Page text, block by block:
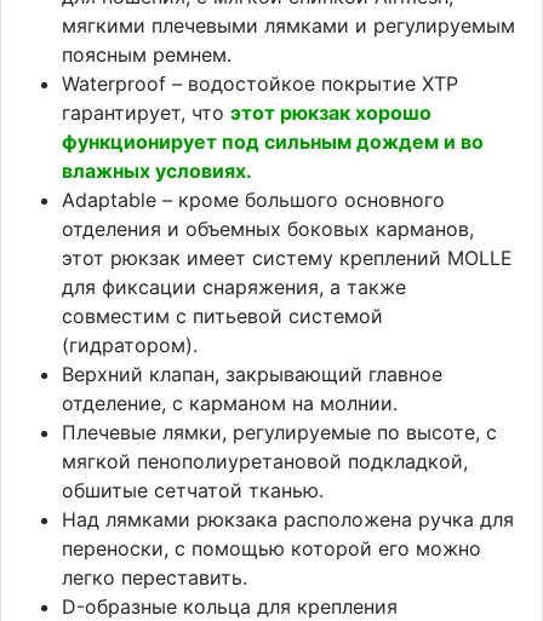
мягкими плечевыми лямками и регулируемым
поясным ремнем.
Waterproof – водостойкое покрытие XTP
гарантирует, что этот рюкзак хорошо
функционирует под сильным дождем и во
влажных условиях.
Adaptable – кроме большого основного
отделения и объемных боковых карманов,
этот рюкзак имеет систему креплений MOLLE
для фиксации снаряжения, а также
совместим с питьевой системой
(гидратором).
Верхний клапан, закрывающий главное
отделение, с карманом на молнии.
Плечевые лямки, регулируемые по высоте, с
мягкой пенополиуретановой подкладкой,
обшитые сетчатой тканью.
Над лямками рюкзака расположена ручка для
переноски, с помощью которой его можно
легко переставить.
D-образные кольца для крепления